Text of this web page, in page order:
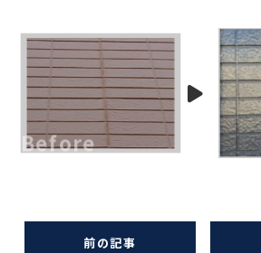
前の記事